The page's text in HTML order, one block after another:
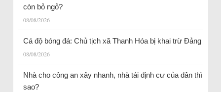
còn bỏ ngỏ?
08/08/2026
Cá độ bóng đá: Chủ tịch xã Thanh Hóa bị khai trừ Đảng
08/08/2026
Nhà cho công an xây nhanh, nhà tái định cư của dân thì
sao?